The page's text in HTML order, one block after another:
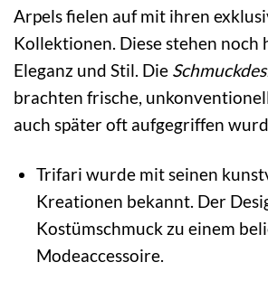
Arpels fielen auf mit ihren
Kollektionen. Diese stehen noch
Eleganz und Stil. Die
brachten frische,
auch später oft aufgegriffen
Trifari wurde mit seinen
Kreationen bekannt. Der
Kostümschmuck zu einem
Modeaccessoire.